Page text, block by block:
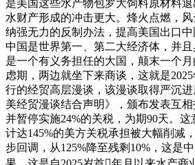
是美国这些水产物包罗大饲料原材料
水财产形成的冲击更大。烽火点燃，
纳强无力的反制办法，提高美国出口
中国是世界第一、第二大经济体，并
是一个有义务担任的大国，颠末一个
虑期，两边就坐下来商谈，这就是
行的经贸高层漫谈，该漫谈取得严沉
美经贸漫谈结合声明》，颁布发表互相
并暂停实施24%的关税，为期90天。
计达145%的美方关税承担被大幅削减
步回调，从125%降至残剩10%，这是